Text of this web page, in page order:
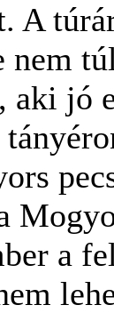
A
nem
aki jó
a